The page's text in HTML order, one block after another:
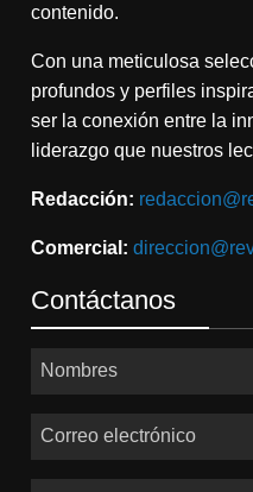
contenido.
Con una meticulosa
profundos y perfiles
ser la conexión entre la
liderazgo que nuestros
Redacción:
Comercial:
Contáctanos
Nombres
Correo electrónico